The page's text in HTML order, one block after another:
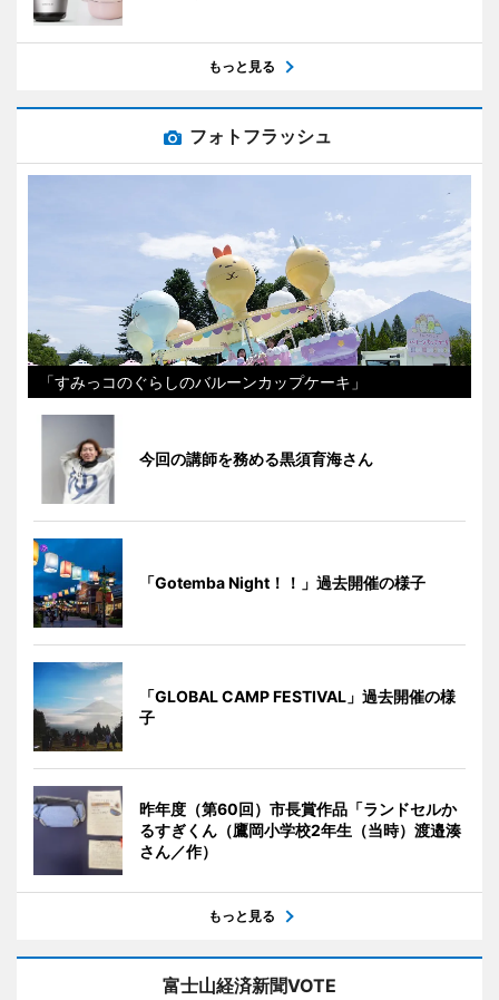
もっと見る
フォトフラッシュ
「すみっコのぐらしのバルーンカップケーキ」
今回の講師を務める黒須育海さん
「Gotemba Night！！」過去開催の様子
「GLOBAL CAMP FESTIVAL」過去開催の様
子
昨年度（第60回）市長賞作品「ランドセルか
るすぎくん（鷹岡小学校2年生（当時）渡邉湊
さん／作）
もっと見る
富士山経済新聞VOTE